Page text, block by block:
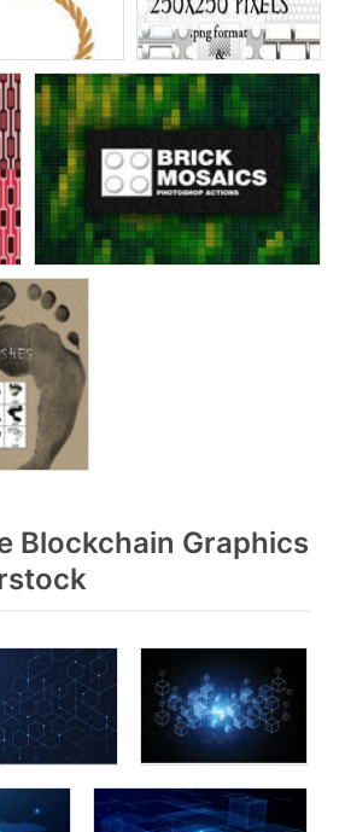
Blockchain Graphics